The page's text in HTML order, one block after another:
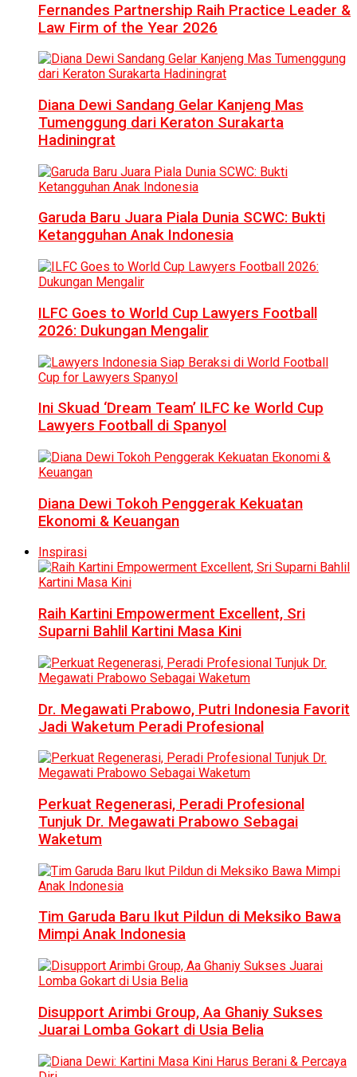
Fernandes Partnership Raih Practice Leader &
Law Firm of the Year 2026
Diana Dewi Sandang Gelar Kanjeng Mas
Tumenggung dari Keraton Surakarta
Hadiningrat
Garuda Baru Juara Piala Dunia SCWC: Bukti
Ketangguhan Anak Indonesia
ILFC Goes to World Cup Lawyers Football
2026: Dukungan Mengalir
Ini Skuad ‘Dream Team’ ILFC ke World Cup
Lawyers Football di Spanyol
Diana Dewi Tokoh Penggerak Kekuatan
Ekonomi & Keuangan
Inspirasi
Raih Kartini Empowerment Excellent, Sri
Suparni Bahlil Kartini Masa Kini
Dr. Megawati Prabowo, Putri Indonesia Favorit
Jadi Waketum Peradi Profesional
Perkuat Regenerasi, Peradi Profesional
Tunjuk Dr. Megawati Prabowo Sebagai
Waketum
Tim Garuda Baru Ikut Pildun di Meksiko Bawa
Mimpi Anak Indonesia
Disupport Arimbi Group, Aa Ghaniy Sukses
Juarai Lomba Gokart di Usia Belia